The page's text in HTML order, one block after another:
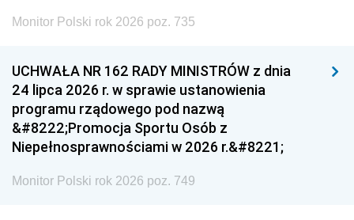
Monitor Polski rok 2026 poz. 735
UCHWAŁA NR 162 RADY MINISTRÓW z dnia
24 lipca 2026 r. w sprawie ustanowienia
programu rządowego pod nazwą
&#8222;Promocja Sportu Osób z
Niepełnosprawnościami w 2026 r.&#8221;
Monitor Polski rok 2026 poz. 749